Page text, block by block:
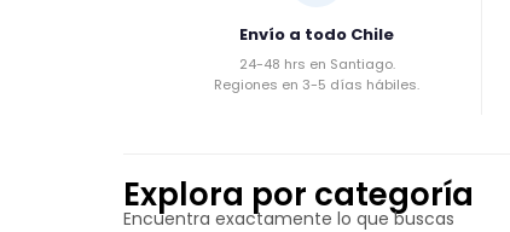
Envío a todo Chile
24-48 hrs en Santiago.
Regiones en 3-5 días hábiles.
Explora por categoría
Encuentra exactamente lo que buscas